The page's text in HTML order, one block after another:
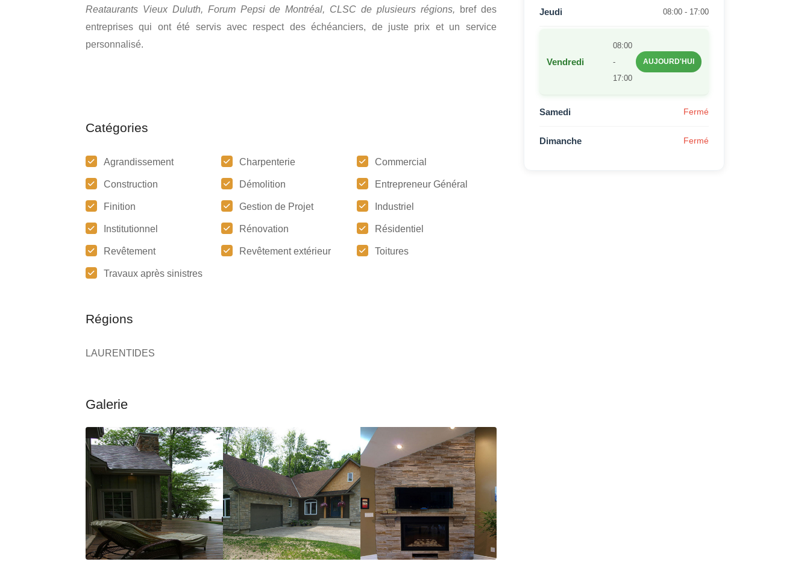
Reataurants Vieux Duluth, Forum Pepsi de Montréal, CLSC de plusieurs régions,
bref des
entreprises qui ont été servis avec respect des échéanciers, de juste prix et un service
personnalisé.
Catégories
Agrandissement Charpenterie Commercial
Construction Démolition Entrepreneur Général
Finition Gestion de Projet Industriel
Institutionnel Rénovation Résidentiel
Revêtement Revêtement extérieur Toitures
Travaux après sinistres
Régions
LAURENTIDES
Jeudi 08:00 - 17:00
Vendredi
08:00
-
17:00
AUJOURD'HUI
Samedi Fermé
Dimanche Fermé